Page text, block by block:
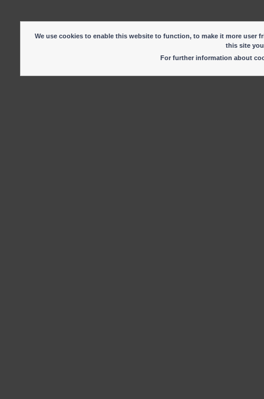
We use cookies to enable this website to function, to make it more
this site
For further information about